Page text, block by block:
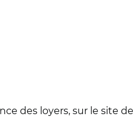
des loyers, sur le site